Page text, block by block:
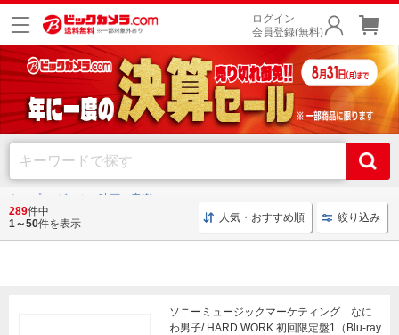
ログイン
会員登録(無料)
トップ ゲーム・映画・音楽
ゲーム・映画・音楽
289件中
1～50件を表示 人気・おすすめ順 絞り込み
ソニーミュージックマーケティング なに
わ男子/ HARD WORK 初回限定盤1（Blu-ray